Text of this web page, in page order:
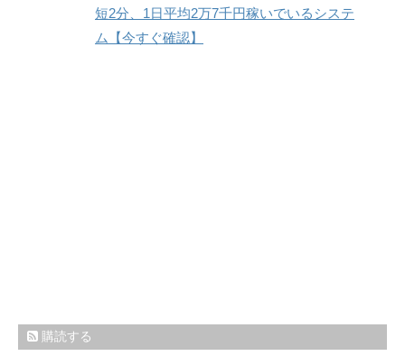
短2分、1日平均2万7千円稼いでいるシステ
ム【今すぐ確認】
購読する